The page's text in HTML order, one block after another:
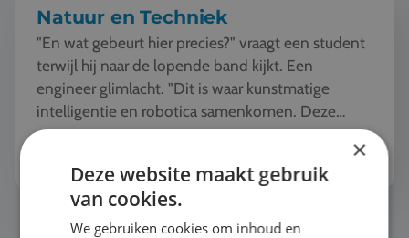
Natuur en Techniek
"En wat gebeurt hier precies?" vraagt een student
terwijl hij naar de lopende band kijkt. Een
engineer glimlacht. "Dit is waar kunstmatige
intelligentie en robotica samenkomen. Deze
machine ziet, l...
Duurzaamheid
×
Deze website maakt gebruik
van cookies.
We gebruiken cookies om inhoud en